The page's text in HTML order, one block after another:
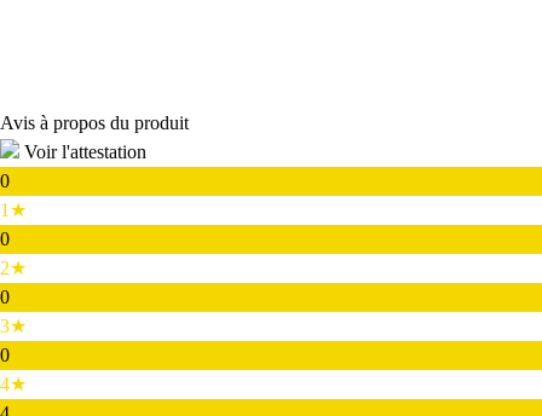
Avis à propos du produit
Voir l'attestation
0
1★
0
2★
0
3★
0
4★